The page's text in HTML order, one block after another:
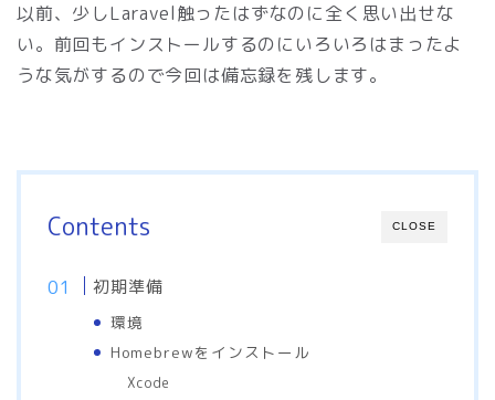
以前、少しLaravel触ったはずなのに全く思い出せな
い。前回もインストールするのにいろいろはまったよ
うな気がするので今回は備忘録を残します。
CLOSE
Contents
初期準備
環境
Homebrewをインストール
Xcode